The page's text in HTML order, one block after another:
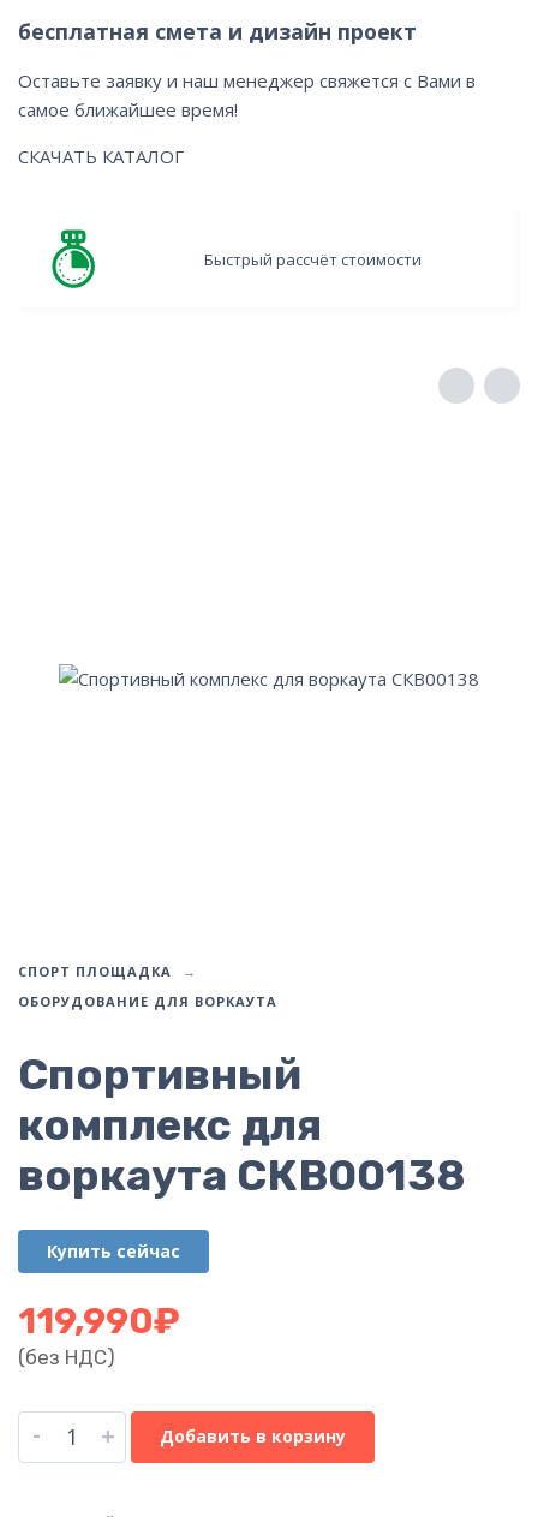
бесплатная смета и дизайн проект
Оставьте заявку и наш менеджер свяжется с Вами в
самое ближайшее время!
СКАЧАТЬ КАТАЛОГ
Быстрый рассчёт стоимости
СПОРТ ПЛОЩАДКА
ОБОРУДОВАНИЕ ДЛЯ ВОРКАУТА
Спортивный
комплекс для
воркаута СКВ00138
Купить сейчас
119,990₽
(без НДС)
- + Добавить в корзину